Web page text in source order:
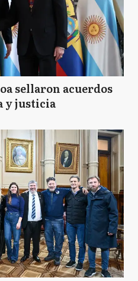
sellaron acuerdos
y justicia